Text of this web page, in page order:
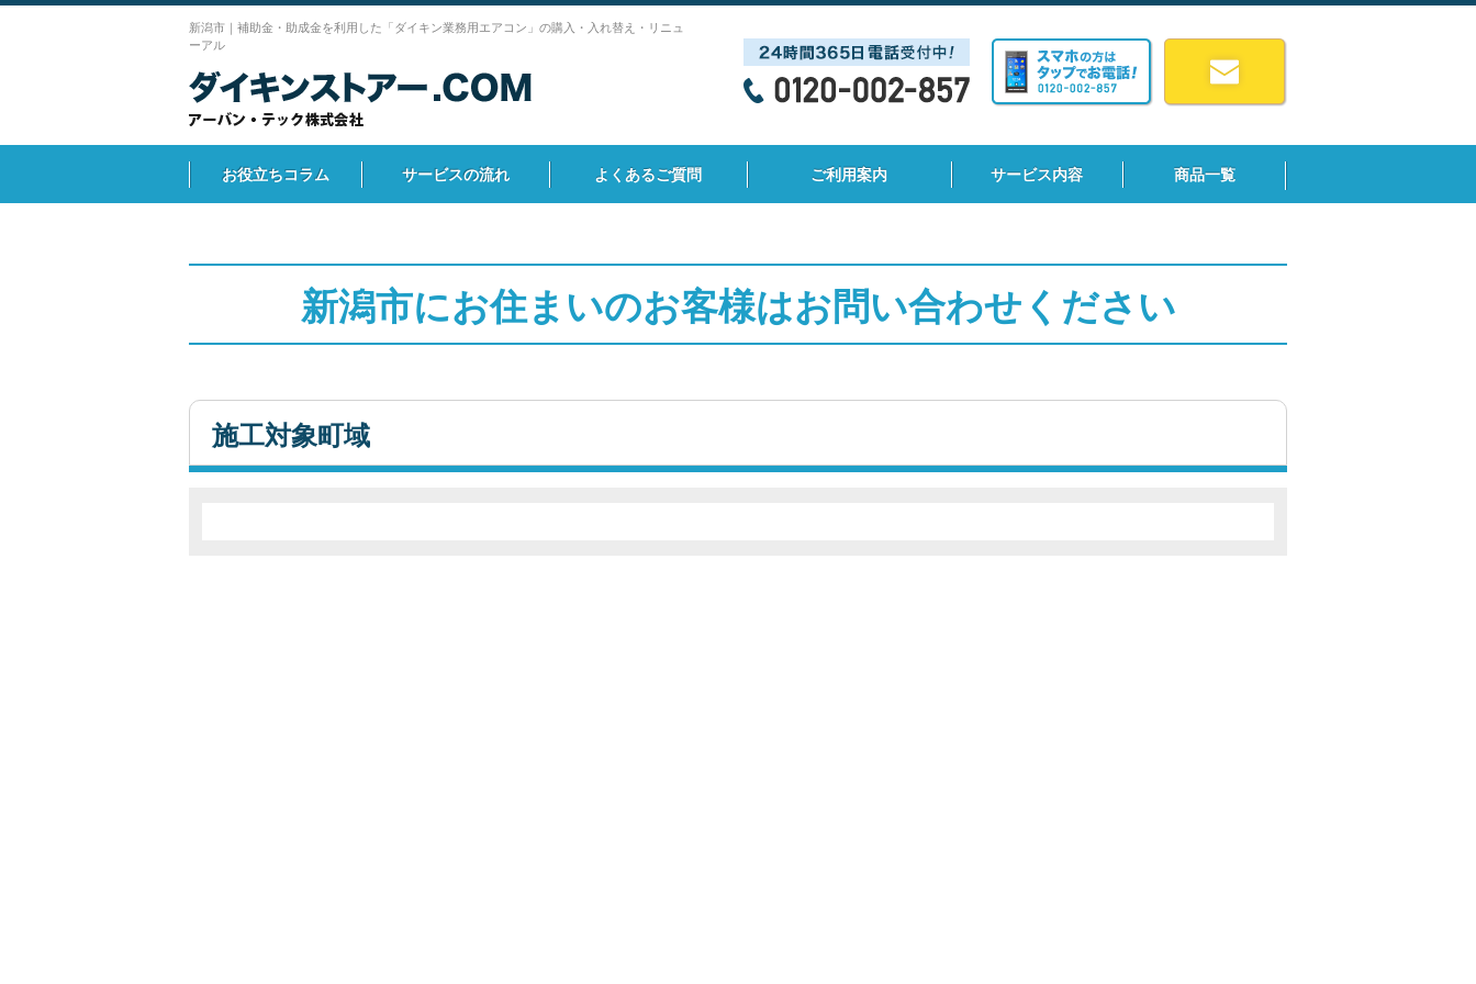
新潟市｜補助金・助成金を利用した「ダイキン業務用エアコン」の購入・入れ替え・リニュ
ーアル
お役立ちコラム サービスの流れ よくあるご質問 ご利用案内 サービス内容 商品一覧
新潟市にお住まいのお客様はお問い合わせください
施工対象町域